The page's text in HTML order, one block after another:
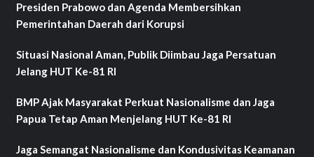
Presiden Prabowo dan Agenda Membersihkan
Pemerintahan Daerah dari Korupsi
Situasi Nasional Aman, Publik Diimbau Jaga Persatuan
Jelang HUT Ke-81 RI
BMP Ajak Masyarakat Perkuat Nasionalisme dan Jaga
Papua Tetap Aman Menjelang HUT Ke-81 RI
Jaga Semangat Nasionalisme dan Kondusivitas Keamanan